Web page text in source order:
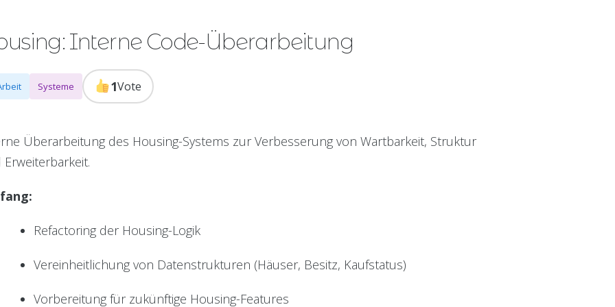
Interne Code-Überarbeitung
Systeme 1Vote
Überarbeitung des Housing-Systems zur Verbesserung von Wartbarkeit, Struktur
Erweiterbarkeit.
Refactoring der Housing-Logik
Vereinheitlichung von Datenstrukturen (Häuser, Besitz, Kaufstatus)
Vorbereitung für zukünftige Housing-Features